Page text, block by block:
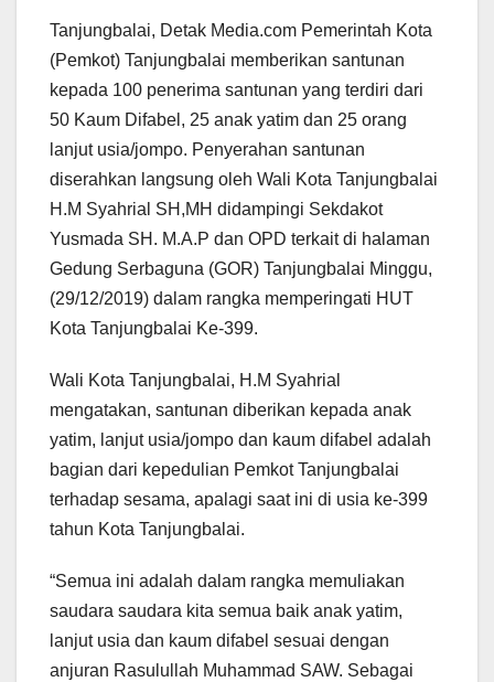
Tanjungbalai, Detak Media.com Pemerintah Kota
(Pemkot) Tanjungbalai memberikan santunan
kepada 100 penerima santunan yang terdiri dari
50 Kaum Difabel, 25 anak yatim dan 25 orang
lanjut usia/jompo. Penyerahan santunan
diserahkan langsung oleh Wali Kota Tanjungbalai
H.M Syahrial SH,MH didampingi Sekdakot
Yusmada SH. M.A.P dan OPD terkait di halaman
Gedung Serbaguna (GOR) Tanjungbalai Minggu,
(29/12/2019) dalam rangka memperingati HUT
Kota Tanjungbalai Ke-399.
Wali Kota Tanjungbalai, H.M Syahrial
mengatakan, santunan diberikan kepada anak
yatim, lanjut usia/jompo dan kaum difabel adalah
bagian dari kepedulian Pemkot Tanjungbalai
terhadap sesama, apalagi saat ini di usia ke-399
tahun Kota Tanjungbalai.
“Semua ini adalah dalam rangka memuliakan
saudara saudara kita semua baik anak yatim,
lanjut usia dan kaum difabel sesuai dengan
anjuran Rasulullah Muhammad SAW. Sebagai